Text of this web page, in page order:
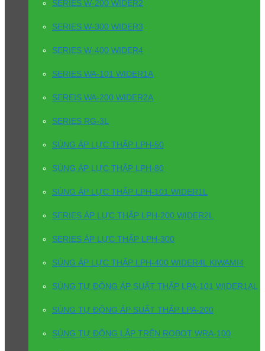
SERIES W-200 WIDER2
SERIES W-300 WIDER3
SERIES W-400 WIDER4
SERIES WA-101 WIDER1A
SEREIS WA-200 WIDER2A
SERIES RG-3L
SÚNG ÁP LỰC THẤP LPH-50
SÚNG ÁP LỰC THẤP LPH-80
SÚNG ÁP LỰC THẤP LPH-101 WIDER1L
SERIES ÁP LỰC THẤP LPH-200 WIDER2L
SERIES ÁP LỰC THẤP LPH-300
SÚNG ÁP LỰC THẤP LPH-400 WIDER4L KIWAMI4
SÚNG TỰ ĐỘNG ÁP SUẤT THẤP LPA-101 WIDER1AL
SÚNG TỰ ĐỘNG ÁP SUẤT THẤP LPA-200
SÚNG TỰ ĐỘNG LẮP TRÊN ROBOT WRA-100